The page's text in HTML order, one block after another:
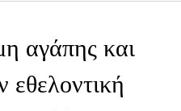
αγάπης και
εθελοντική